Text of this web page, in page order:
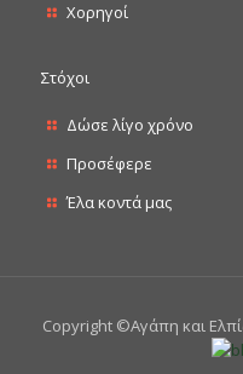
Χορηγοί
Στόχοι
Δώσε λίγο χρόνο
Προσέφερε
Έλα κοντά μας
Copyright ©Αγάπη και